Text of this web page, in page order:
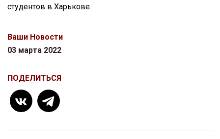
студентов в Харькове.
Ваши Новости
03 марта 2022
ПОДЕЛИТЬСЯ